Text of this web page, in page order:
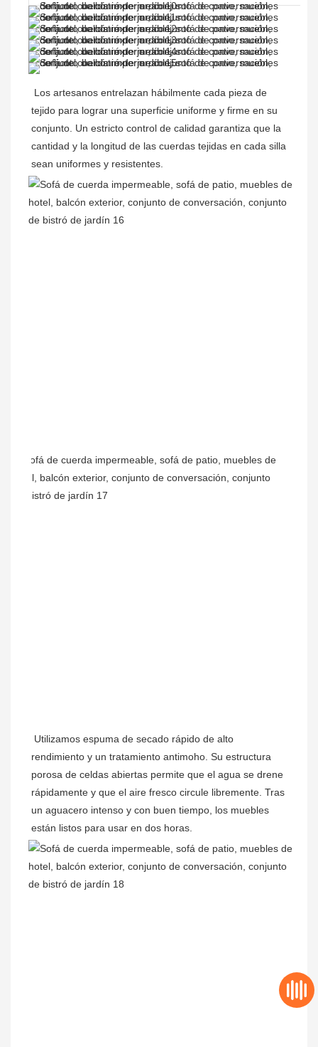
Los artesanos entrelazan hábilmente cada pieza de
tejido para lograr una superficie uniforme y firme en su
conjunto. Un estricto control de calidad garantiza que la
cantidad y la longitud de las cuerdas tejidas en cada silla
sean uniformes y resistentes.
Utilizamos espuma de secado rápido de alto
rendimiento y un tratamiento antimoho. Su estructura
porosa de celdas abiertas permite que el agua se drene
rápidamente y que el aire fresco circule libremente. Tras
un aguacero intenso y con buen tiempo, los muebles
están listos para usar en dos horas.